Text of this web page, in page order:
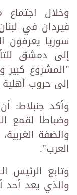
وخلال
فيردان في
سوريا
إلى دمشق
"المشروع
إلى حروب
وأكد جنبلاط:
وضباطا لقمع
والضفة
العرب".
وتابع الرئيس
والذي يعد أحد